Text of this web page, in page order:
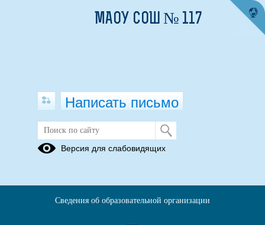
НОО
образования
МАОУ СОШ № 117
Написать письмо
Версия для слабовидящих
Сведения об образовательной организации